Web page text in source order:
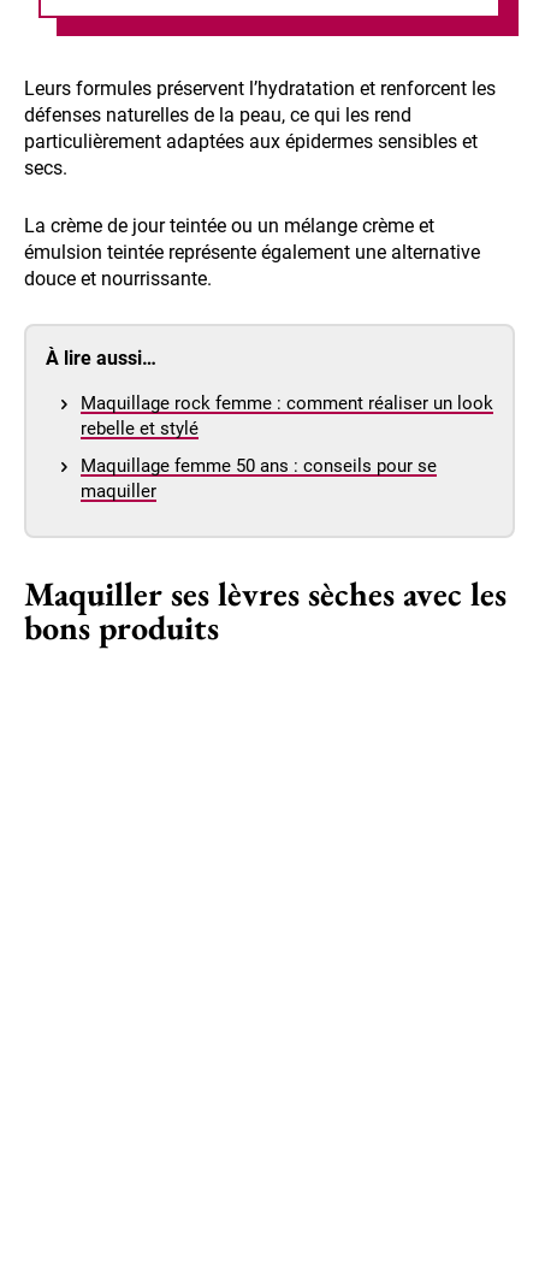
Leurs formules préservent l’hydratation et renforcent les
défenses naturelles de la peau, ce qui les rend
particulièrement adaptées aux épidermes sensibles et
secs.
La crème de jour teintée ou un mélange crème et
émulsion teintée représente également une alternative
douce et nourrissante.
À lire aussi…
Maquillage rock femme : comment réaliser un look
rebelle et stylé
Maquillage femme 50 ans : conseils pour se
maquiller
Maquiller ses lèvres sèches avec les
bons produits